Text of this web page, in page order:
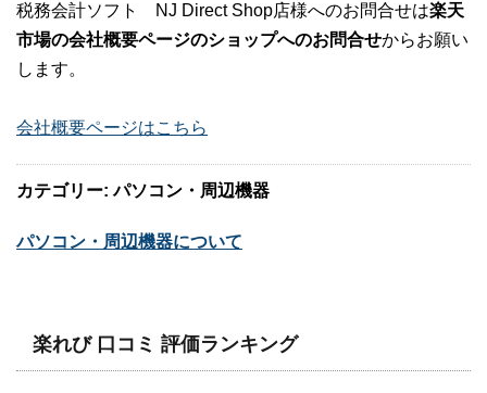
税務会計ソフト NJ Direct Shop店様へのお問合せは楽天
市場の会社概要ページのショップへのお問合せからお願い
します。
会社概要ページはこちら
カテゴリー: パソコン・周辺機器
パソコン・周辺機器について
楽れび 口コミ 評価ランキング